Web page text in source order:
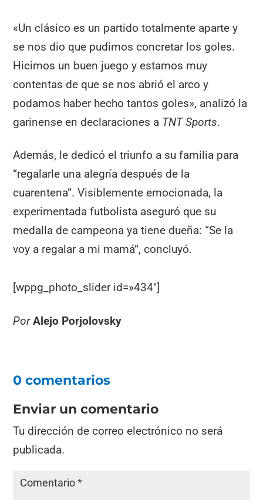
«Un clásico es un partido totalmente aparte y
se nos dio que pudimos concretar los goles.
Hicimos un buen juego y estamos muy
contentas de que se nos abrió el arco y
podamos haber hecho tantos goles», analizó la
garinense en declaraciones a TNT Sports.
Además, le dedicó el triunfo a su familia para
“regalarle una alegría después de la
cuarentena”. Visiblemente emocionada, la
experimentada futbolista aseguró que su
medalla de campeona ya tiene dueña: “Se la
voy a regalar a mi mamá”, concluyó.
[wppg_photo_slider id=»434″]
Por Alejo Porjolovsky
0 comentarios
Enviar un comentario
Tu dirección de correo electrónico no será
publicada.